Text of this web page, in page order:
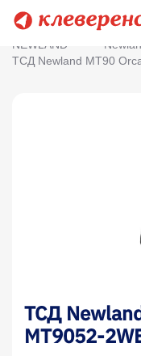
Главная
NEWLAND
ТСД Newland MT90
ТСД
MT9052-